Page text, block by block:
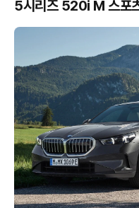
5시리즈 520i M 스포